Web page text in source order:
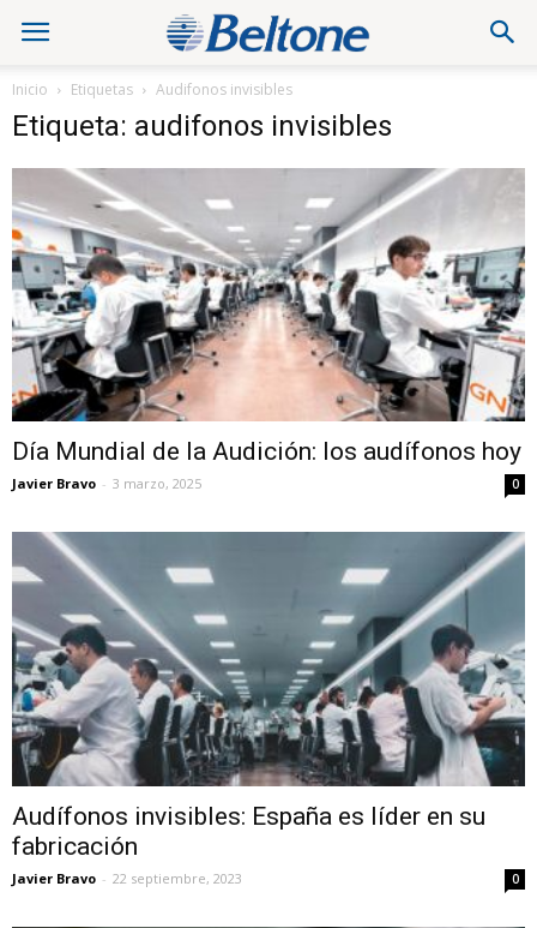
Inicio Etiquetas Audifonos invisibles
Etiqueta: audifonos invisibles
Día Mundial de la Audición: los audífonos hoy
Javier Bravo - 3 marzo, 2025 0
Audífonos invisibles: España es líder en su
fabricación
Javier Bravo - 22 septiembre, 2023 0